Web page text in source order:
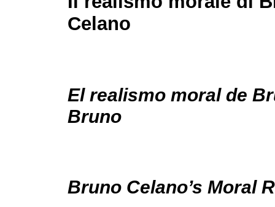
Celano
El realismo moral de
Bruno
Bruno Celano’s Moral